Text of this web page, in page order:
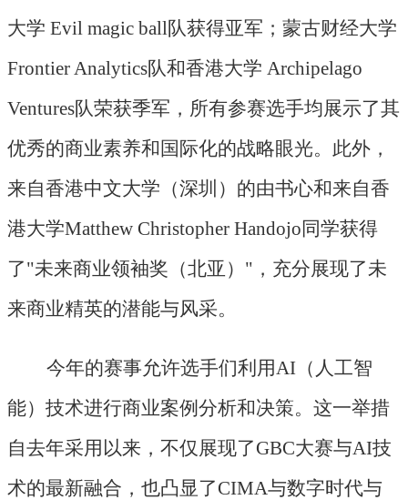
大学 Evil magic ball队获得亚军；蒙古财经大学
Frontier Analytics队和香港大学 Archipelago
Ventures队荣获季军，所有参赛选手均展示了其
优秀的商业素养和国际化的战略眼光。此外，
来自香港中文大学（深圳）的由书心和来自香
港大学Matthew Christopher Handojo同学获得
了"未来商业领袖奖（北亚）"，充分展现了未
来商业精英的潜能与风采。
今年的赛事允许选手们利用 AI（人工智
能）技术进行商业案例分析和决策。这一举措
自去年采用以来，不仅展现了GBC大赛与AI技
术的最新融合，也凸显了CIMA与数字时代与